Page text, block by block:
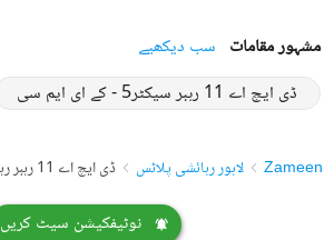
مشہور مقامات سب دیکھیے
ڈی ایچ اے 11 رہبر سیکٹر5 - کے ای ایم سی
Zameen لاہور رہائشی پلاٹس ڈی ایچ اے 11 رہبر رہائشی پلاٹس
نوٹیفکیشن سیٹ کریں